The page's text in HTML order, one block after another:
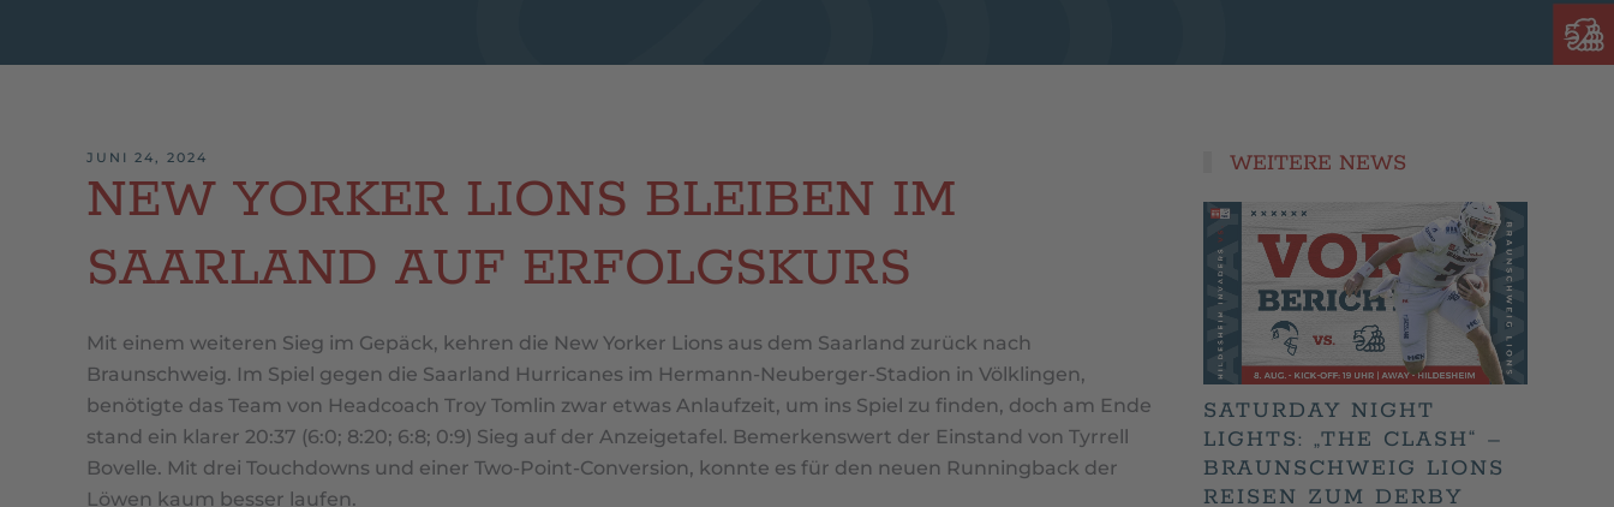
JUNI 24, 2024
NEW YORKER LIONS BLEIBEN IM
SAARLAND AUF ERFOLGSKURS
Mit einem weiteren Sieg im Gepäck, kehren die New Yorker Lions aus dem Saarland zurück nach
Braunschweig. Im Spiel gegen die Saarland Hurricanes im Hermann-Neuberger-Stadion in Völklingen,
benötigte das Team von Headcoach Troy Tomlin zwar etwas Anlaufzeit, um ins Spiel zu finden, doch am Ende
stand ein klarer 20:37 (6:0; 8:20; 6:8; 0:9) Sieg auf der Anzeigetafel. Bemerkenswert der Einstand von Tyrrell
Bovelle. Mit drei Touchdowns und einer Two-Point-Conversion, konnte es für den neuen Runningback der
Löwen kaum besser laufen.
WEITERE NEWS
SATURDAY NIGHT
LIGHTS: „THE CLASH“ –
BRAUNSCHWEIG LIONS
REISEN ZUM DERBY